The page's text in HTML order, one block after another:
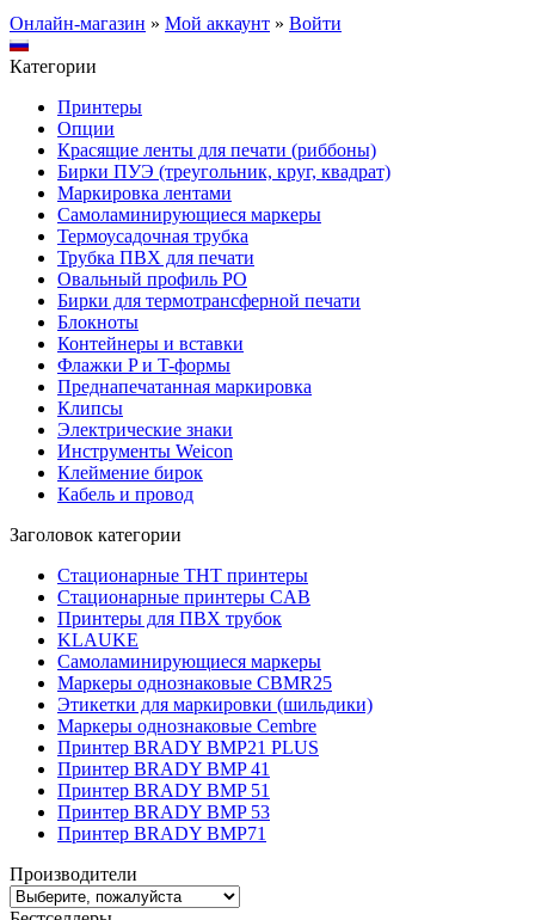
Онлайн-магазин » Мой аккаунт » Войти
Категории
Принтеры
Опции
Красящие ленты для печати (риббоны)
Бирки ПУЭ (треугольник, круг, квадрат)
Маркировка лентами
Самоламинирующиеся маркеры
Термоусадочная трубка
Трубка ПВХ для печати
Овальный профиль PO
Бирки для термотрансферной печати
Блокноты
Контейнеры и вставки
Флажки P и T-формы
Преднапечатанная маркировка
Клипсы
Электрические знаки
Инструменты Weicon
Клеймение бирок
Кабель и провод
Заголовок категории
Стационарные THT принтеры
Стационарные принтеры CAB
Принтеры для ПВХ трубок
KLAUKE
Самоламинирующиеся маркеры
Маркеры однознаковые CBMR25
Этикетки для маркировки (шильдики)
Маркеры однознаковые Cembre
Принтер BRADY BMP21 PLUS
Принтер BRADY BMP 41
Принтер BRADY BMP 51
Принтер BRADY BMP 53
Принтер BRADY BMP71
Производители